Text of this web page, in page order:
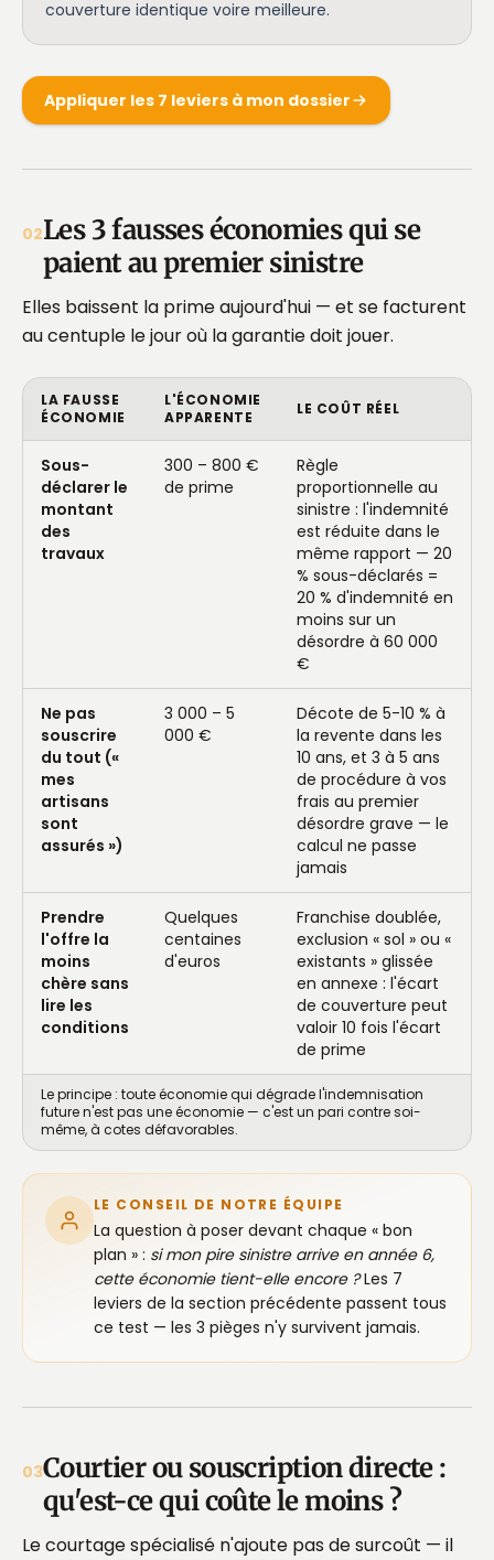
couverture identique voire meilleure.
Appliquer les 7 leviers à mon dossier
02Les 3 fausses économies qui se
paient au premier sinistre
Elles baissent la prime aujourd'hui — et se facturent
au centuple le jour où la garantie doit jouer.
LA FAUSSE
ÉCONOMIE
L'ÉCONOMIE
APPARENTE
LE COÛT RÉEL
Sous-
déclarer le
montant
des
travaux
300 – 800 €
de prime
Règle
proportionnelle au
sinistre : l'indemnité
est réduite dans le
même rapport — 20
% sous-déclarés =
20 % d'indemnité en
moins sur un
désordre à 60 000
€
Ne pas
souscrire
du tout («
mes
artisans
sont
assurés »)
3 000 – 5
000 €
Décote de 5-10 % à
la revente dans les
10 ans, et 3 à 5 ans
de procédure à vos
frais au premier
désordre grave — le
calcul ne passe
jamais
Prendre
l'offre la
moins
chère sans
lire les
conditions
Quelques
centaines
d'euros
Franchise doublée,
exclusion « sol » ou «
existants » glissée
en annexe : l'écart
de couverture peut
valoir 10 fois l'écart
de prime
Le principe : toute économie qui dégrade l'indemnisation
future n'est pas une économie — c'est un pari contre soi-
même, à cotes défavorables.
LE CONSEIL DE NOTRE ÉQUIPE
La question à poser devant chaque « bon
plan » : si mon pire sinistre arrive en année 6,
cette économie tient-elle encore ?Les 7
leviers de la section précédente passent tous
ce test — les 3 pièges n'y survivent jamais.
03Courtier ou souscription directe :
qu'est-ce qui coûte le moins ?
Le courtage spécialisé n'ajoute pas de surcoût — il